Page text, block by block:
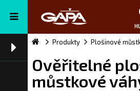
Produkty Plošinové
Ověřitelné
můstkové